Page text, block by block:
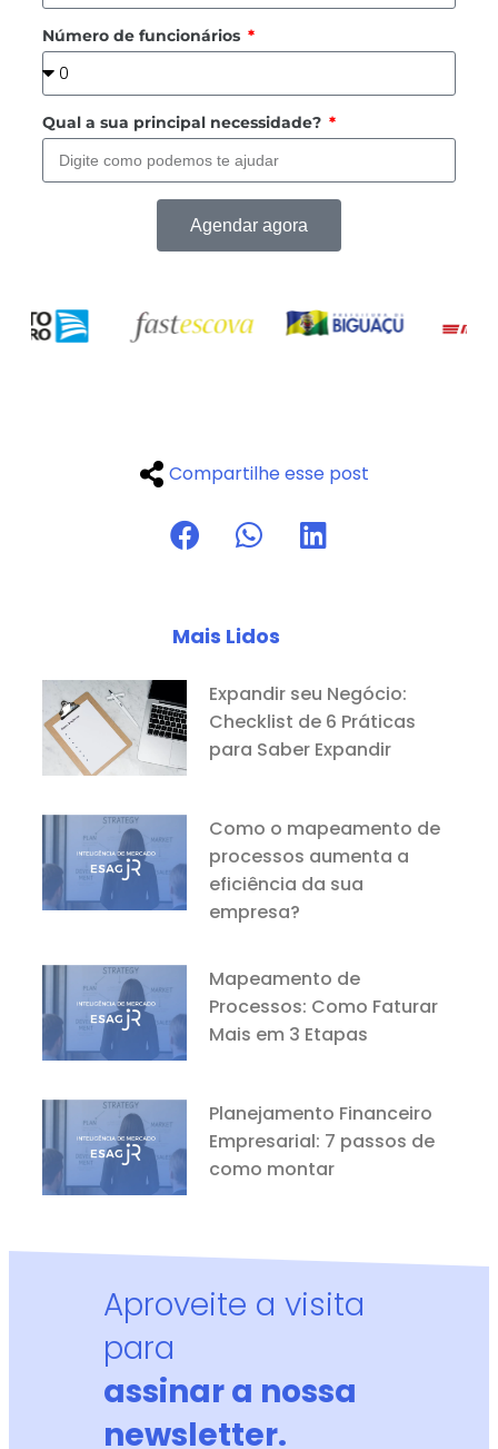
Número de funcionários
Qual a sua principal necessidade?
Agendar agora
Compartilhe esse post
Mais Lidos
Expandir seu Negócio:
Checklist de 6 Práticas
para Saber Expandir
Como o mapeamento de
processos aumenta a
eficiência da sua
empresa?
Mapeamento de
Processos: Como Faturar
Mais em 3 Etapas
Planejamento Financeiro
Empresarial: 7 passos de
como montar
Aproveite a visita
para
assinar a nossa
newsletter.